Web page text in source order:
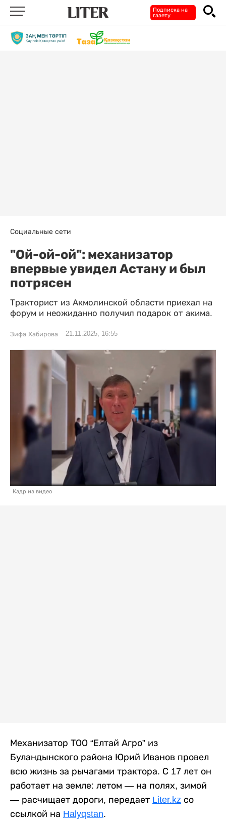
Подписка на
газету
Социальные сети
"Ой-ой-ой": механизатор
впервые увидел Астану и был
потрясен
Тракторист из Акмолинской области приехал на
форум и неожиданно получил подарок от акима.
Зифа Хабирова 21.11.2025, 16:55
Кадр из видео
Механизатор ТОО “Елтай Агро” из
Буландынского района Юрий Иванов провел
всю жизнь за рычагами трактора. С 17 лет он
работает на земле: летом — на полях, зимой
— расчищает дороги, передает Liter.kz со
ссылкой на Halyqstan.